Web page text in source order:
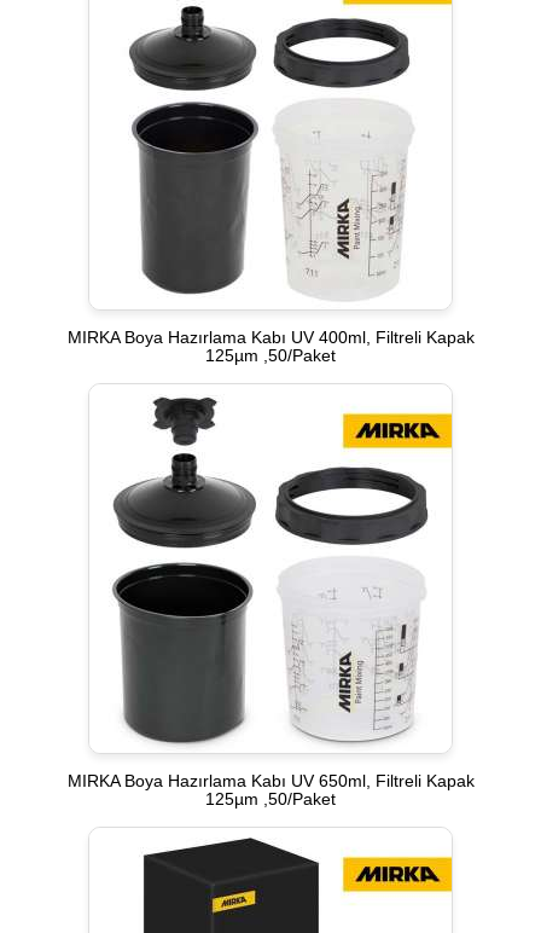
MIRKA Boya Hazırlama Kabı UV 400ml, Filtreli Kapak
125µm ,50/Paket
MIRKA Boya Hazırlama Kabı UV 650ml, Filtreli Kapak
125µm ,50/Paket